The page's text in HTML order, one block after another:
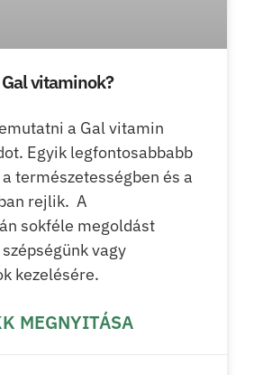
vitaminok?
a Gal vitamin
Egyik legfontosabbabb
természetességben és a
rejlik. A
sokféle megoldást
vagy
kezelésére.
MEGNYITÁSA